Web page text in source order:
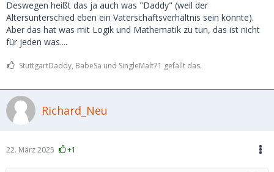
Deswegen heißt das ja auch was "Daddy" (weil der
Altersunterschied eben ein Vaterschaftsverhältnis sein könnte).
Aber das hat was mit Logik und Mathematik zu tun, das ist nicht
für jeden was....
StuttgartDaddy, BabeSa und SingleMalt71 gefällt das.
Richard_Neu
22. März 2025 +1